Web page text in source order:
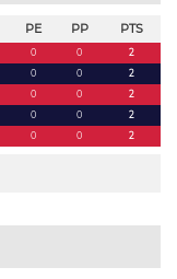
PE PP PTS
0 0
2
0 0
2
0 0
2
0 0
2
0 0 2